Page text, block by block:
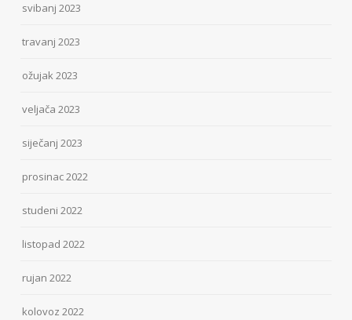
svibanj 2023
travanj 2023
ožujak 2023
veljača 2023
siječanj 2023
prosinac 2022
studeni 2022
listopad 2022
rujan 2022
kolovoz 2022